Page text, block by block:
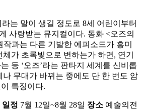
라는 말이 생길 정도로 8세 어린이부터
사랑받는 뮤지컬이다. 동화 <오즈의
과는 다른 기발한 에피소드가 흥미
가 초록빛으로 변하는가 하면, 연기
등 ‘오즈’라는 판타지 세계를 신비롭
나 무대가 바뀌는 중에도 단 한 번도 암
특징이다.
일정 7월 12일~8월 28일 장소 예술의전